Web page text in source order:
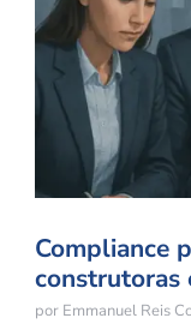
Compliance
construtoras
por Emmanuel Reis